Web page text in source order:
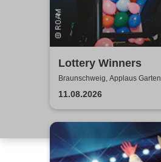
Lottery Winners
Braunschweig, Applaus Garten
11.08.2026